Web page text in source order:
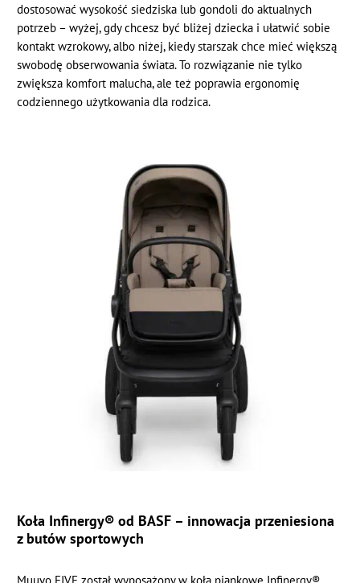
dostosować wysokość siedziska lub gondoli do aktualnych
potrzeb – wyżej, gdy chcesz być bliżej dziecka i ułatwić sobie
kontakt wzrokowy, albo niżej, kiedy starszak chce mieć większą
swobodę obserwowania świata. To rozwiązanie nie tylko
zwiększa komfort malucha, ale też poprawia ergonomię
codziennego użytkowania dla rodzica.
Koła Infinergy® od BASF – innowacja przeniesiona
z butów sportowych